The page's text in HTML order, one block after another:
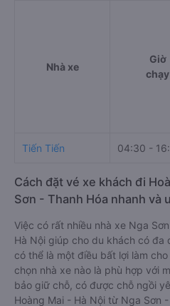
Nhà xe
Giờ
chạy
Tiến Tiến 04:30 -
Cách đặt vé xe khách đi
Sơn - Thanh Hóa nhanh và
Việc có rất nhiều nhà xe Nga
Hà Nội giúp cho du khách có
có thể là một điều bất lợi làm
chọn nhà xe nào là phù hợp với
bảo giữ chỗ, có được chỗ ngồi
Hoàng Mai - Hà Nội từ Nga Sơn